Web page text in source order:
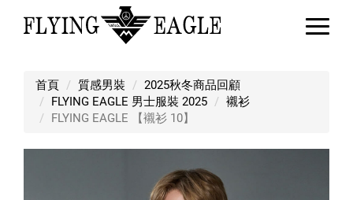
首頁 質感男裝
2025秋冬商品回顧
FLYING EAGLE 男士服裝 2025
襯衫
FLYING EAGLE 【襯衫 10】